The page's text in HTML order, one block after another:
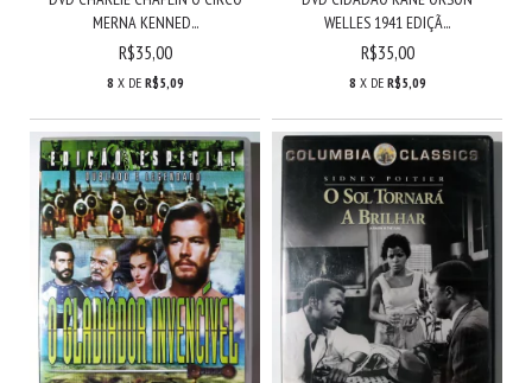
MERNA KENNED...
R$35,00
8 X DE R$5,09
WELLES 1941 EDIÇÃ...
R$35,00
8 X DE R$5,09